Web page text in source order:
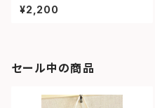
¥2,200
セール中の商品